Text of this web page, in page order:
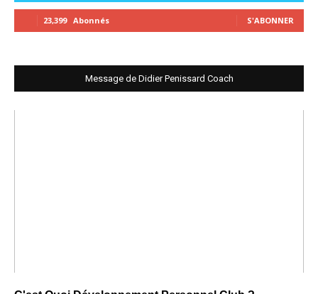
23,399 Abonnés S'ABONNER
Message de Didier Penissard Coach